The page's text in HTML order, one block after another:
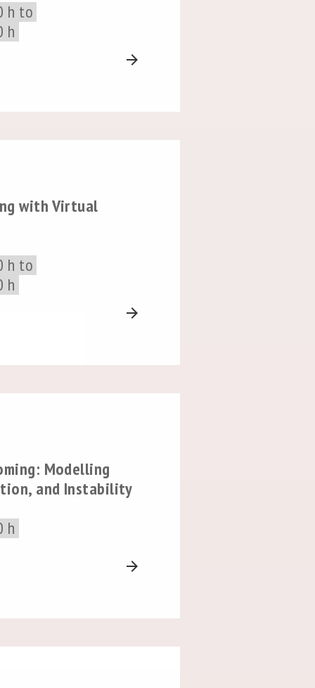
h to
h
arrow_forward
with Virtual
h to
h
arrow_forward
Modelling
and Instability
h
arrow_forward